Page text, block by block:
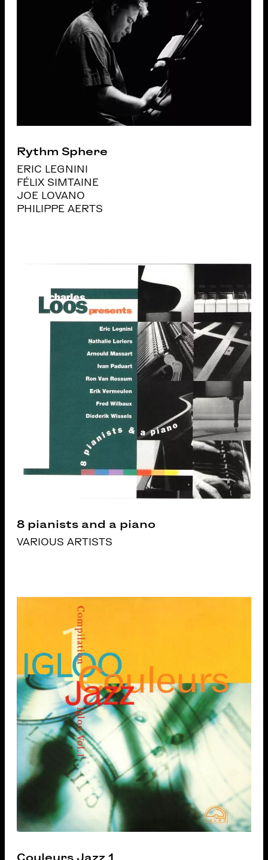
Rythm Sphere
ERIC LEGNINI
FÉLIX SIMTAINE
JOE LOVANO
PHILIPPE AERTS
8 pianists and a piano
VARIOUS ARTISTS
Couleurs Jazz 1